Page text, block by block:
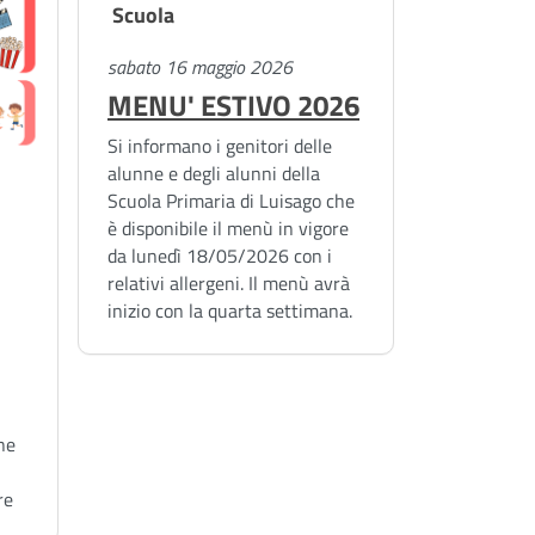
Scuola
sabato 16 maggio 2026
MENU' ESTIVO 2026
Si informano i genitori delle
alunne e degli alunni della
Scuola Primaria di Luisago che
è disponibile il menù in vigore
da lunedì 18/05/2026 con i
relativi allergeni. Il menù avrà
inizio con la quarta settimana.